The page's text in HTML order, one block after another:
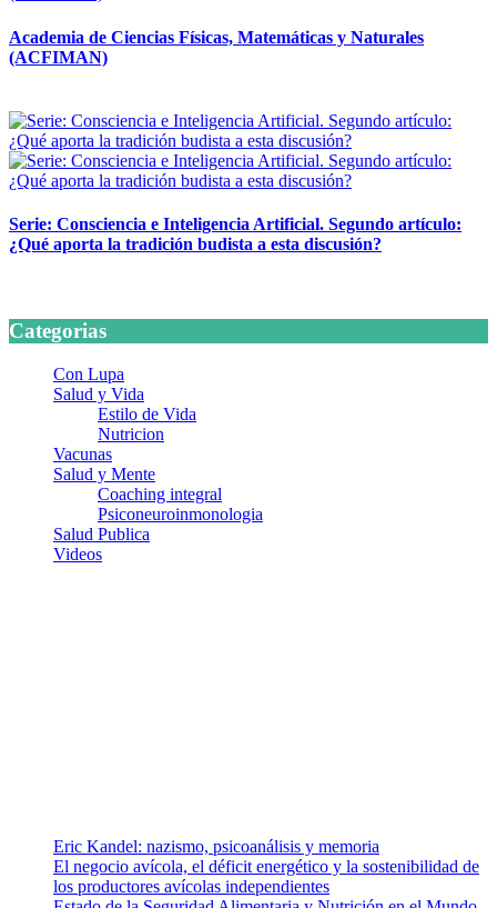
Academia de Ciencias Físicas, Matemáticas y Naturales
(ACFIMAN)
Serie: Consciencia e Inteligencia Artificial. Segundo artículo:
¿Qué aporta la tradición budista a esta discusión?
Categorias
Con Lupa
Salud y Vida
Estilo de Vida
Nutricion
Vacunas
Salud y Mente
Coaching integral
Psiconeuroinmonologia
Salud Publica
Videos
Eric Kandel: nazismo, psicoanálisis y memoria
El negocio avícola, el déficit energético y la sostenibilidad de
los productores avícolas independientes